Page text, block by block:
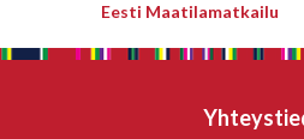
Eesti Maatilamatkailu